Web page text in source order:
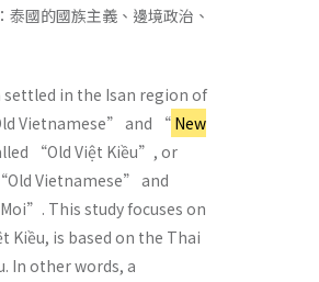
國的國族主義、邊境政治、
in the Isan region of
Vietnamese” and “New
“Old Việt Kiều”, or
Vietnamese” and
This study focuses on
is based on the Thai
In other words, a